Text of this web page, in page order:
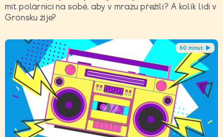
mít polárníci na sobě, aby v mrazu přežili? A kolik lidí v
Grónsku žije?
60 minut